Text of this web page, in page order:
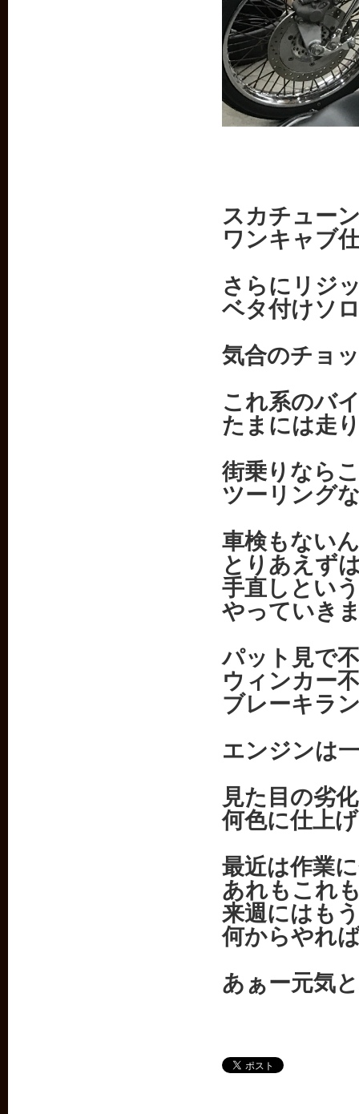
スカチュー
ワンキャブ
さらにリジ
ベタ付けソ
気合のチョ
これ系のバ
たまには走
街乗りなら
ツーリング
車検もない
とりあえず
手直しとい
やっていき
パット見で
ウィンカー
ブレーキラ
エンジンは
見た目の劣
何色に仕上
最近は作業
あれもこれ
来週にはも
何からやれ
あぁー元気